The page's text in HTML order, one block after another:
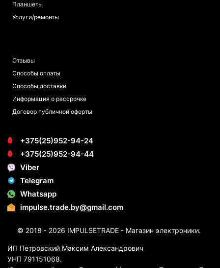
Планшеты
Услуги/ремонты
Отзывы
Способы оплаты
Способы доставки
Информация о рассрочке
Договор публичной оферты
+375(25)952-94-24
+375(25)952-94-44
Viber
Telegram
Whatsapp
impulse.trade.by@gmail.com
© 2018 - 2026 IMPULSETRADE - Магазин электроники.
ИП Петровский Максим Александрович
УНП 791151068.